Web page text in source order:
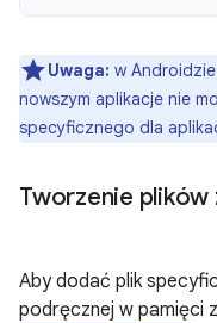
Uwaga: w
nowszym aplikacje nie
specyficznego dla
Tworzenie plików
Aby dodać plik
podręcznej w pamięci